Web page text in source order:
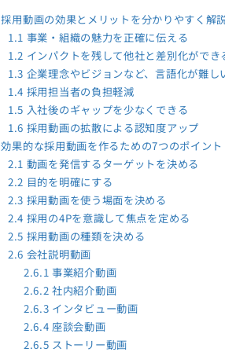
採用動画の効果とメリットを分かりやすく解
1.1 事業・組織の魅力を正確に伝える
1.2 インパクトを残して他社と差別化ができ
1.3 企業理念やビジョンなど、言語化が難し
1.4 採用担当者の負担軽減
1.5 入社後のギャップを少なくできる
1.6 採用動画の拡散による認知度アップ
効果的な採用動画を作るための7つのポイント
2.1 動画を発信するターゲットを決める
2.2 目的を明確にする
2.3 採用動画を使う場面を決める
2.4 採用の4Pを意識して焦点を定める
2.5 採用動画の種類を決める
2.6 会社説明動画
2.6.1 事業紹介動画
2.6.2 社内紹介動画
2.6.3 インタビュー動画
2.6.4 座談会動画
2.6.5 ストーリー動画